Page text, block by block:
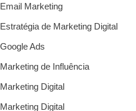
Email Marketing
Estratégia de Marketing Digital
Google Ads
Marketing de Influência
Marketing Digital
Marketing Digital